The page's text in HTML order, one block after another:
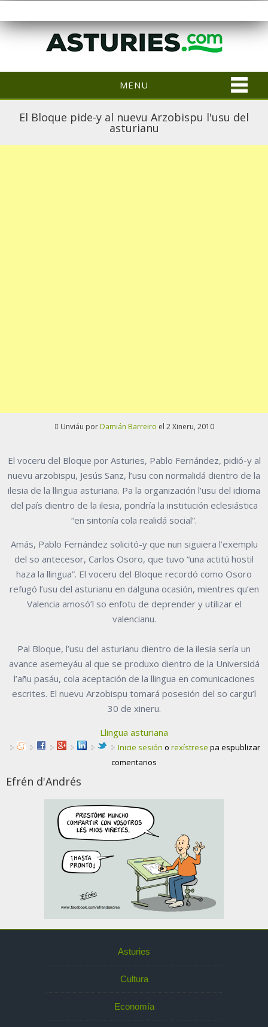
MENU
El Bloque pide-y al nuevu Arzobispu l'usu del
asturianu
Unviáu por Damián Barreiro el 2 Xineru, 2010
El voceru del Bloque por Asturies, Pablo Fernández, pidió-y al
nuevu arzobispu, Jesús Sanz, l’usu con normalidá dientro de la
ilesia de la llingua asturiana. Pa la organización l’usu del idioma
del país dientro de la ilesia, pondría la institución eclesiástica
“en sintonía cola realidá social”.
Amás, Pablo Fernández solicitó-y que nun siguiera l’exemplu
del so antecesor, Carlos Osoro, que tuvo “una actitú hostil
haza la llingua”. El voceru del Bloque recordó como Osoro
refugó l’usu del asturianu en dalguna ocasión, mientres qu’en
Valencia amosó’l so enfotu de deprender y utilizar el
valencianu.
Pal Bloque, l’usu del asturianu dientro de la ilesia sería un
avance asemeyáu al que se produxo dientro de la Universidá
l’añu pasáu, cola aceptación de la llingua en comunicaciones
escrites. El nuevu Arzobispu tomará posesión del so cargu’l
30 de xineru.
Llingua asturiana
Inicie sesión o rexístrese pa espublizar
comentarios
Efrén d'Andrés
Asturies
Cultura
Economía